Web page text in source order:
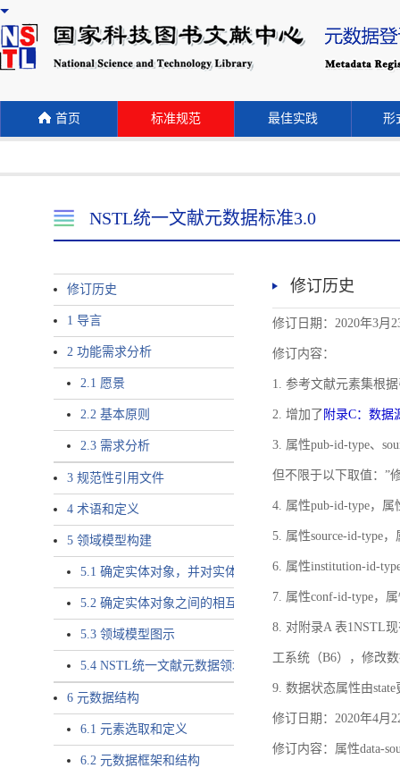
首页 标准规范 最佳实践 形
NSTL统一文献元数据标准3.0
修订历史
1 导言
2 功能需求分析
2.1 愿景
2.2 基本原则
2.3 需求分析
3 规范性引用文件
4 术语和定义
5 领域模型构建
5.1 确定实体对象，并对实体对象命名
5.2 确定实体对象之间的相互关系，定义实体对象之间的
5.3 领域模型图示
5.4 NSTL统一文献元数据领域模型的验证
6 元数据结构
6.1 元素选取和定义
6.2 元数据框架和结构
修订历史
修订日期：2020年3月
修订内容：
1. 参考文献元素集根
2. 增加了 附录C：数据
3. 属性pub-id-type、
但不限于以下取值：”
4. 属性pub-id-type，属
5. 属性source-id-type
6. 属性institution-id-
7. 属性conf-id-type，
8. 对附录A 表1NSTL
工系统（B6），修改
9. 数据状态属性由state
修订日期：2020年4月
修订内容：属性data-